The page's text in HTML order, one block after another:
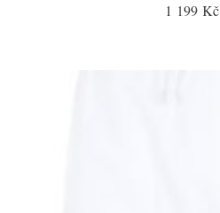
1 199 Kč